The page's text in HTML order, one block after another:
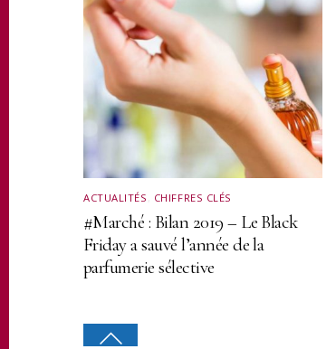
ACTUALITÉS CHIFFRES CLÉS
#Marché : Bilan 2019 – Le Black
Friday a sauvé l’année de la
parfumerie sélective